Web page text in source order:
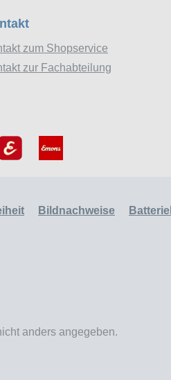
zum Shopservice
zur Fachabteilung
Bildnachweise
anders angegeben.